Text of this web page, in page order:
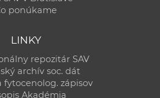
ponúkame
LINKY
repozitár SAV
archív soc. dát
fytocenolog. zápisov
Akadémia